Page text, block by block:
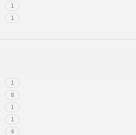
1
1
1
1
1
1
1
1
8
1
1
4